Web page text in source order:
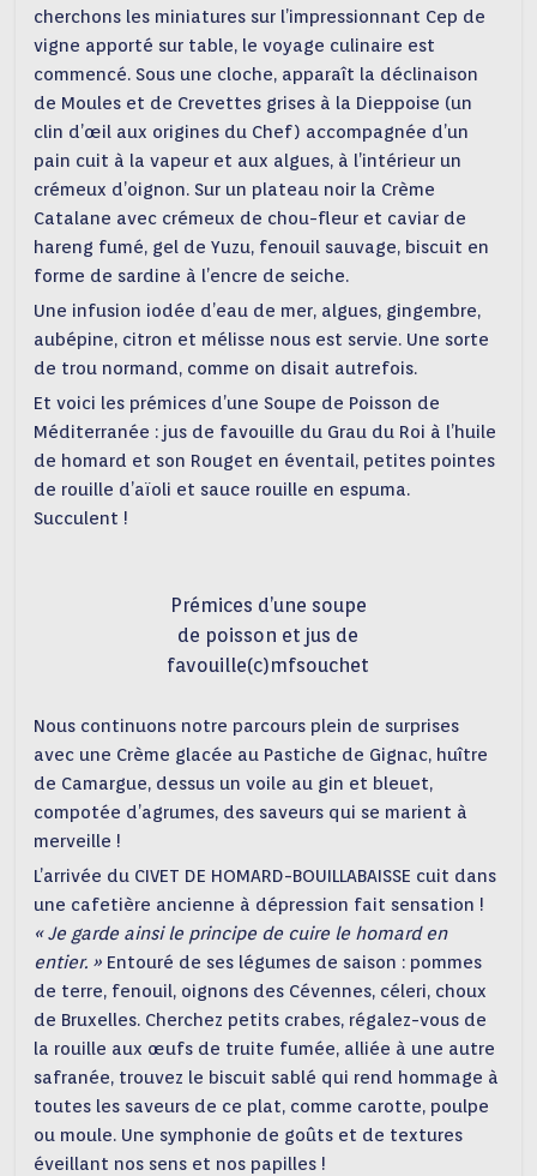
cherchons les miniatures sur l’impressionnant Cep de
vigne apporté sur table, le voyage culinaire est
commencé. Sous une cloche, apparaît la déclinaison
de Moules et de Crevettes grises à la Dieppoise (un
clin d’œil aux origines du Chef) accompagnée d’un
pain cuit à la vapeur et aux algues, à l’intérieur un
crémeux d’oignon. Sur un plateau noir la Crème
Catalane avec crémeux de chou-fleur et caviar de
hareng fumé, gel de Yuzu, fenouil sauvage, biscuit en
forme de sardine à l’encre de seiche.
Une infusion iodée d’eau de mer, algues, gingembre,
aubépine, citron et mélisse nous est servie. Une sorte
de trou normand, comme on disait autrefois.
Et voici les prémices d’une Soupe de Poisson de
Méditerranée : jus de favouille du Grau du Roi à l’huile
de homard et son Rouget en éventail, petites pointes
de rouille d’aïoli et sauce rouille en espuma.
Succulent !
Prémices d’une soupe
de poisson et jus de
favouille(c)mfsouchet
Nous continuons notre parcours plein de surprises
avec une Crème glacée au Pastiche de Gignac, huître
de Camargue, dessus un voile au gin et bleuet,
compotée d’agrumes, des saveurs qui se marient à
merveille !
L’arrivée du CIVET DE HOMARD-BOUILLABAISSE cuit dans
une cafetière ancienne à dépression fait sensation !
« Je garde ainsi le principe de cuire le homard en
entier. » Entouré de ses légumes de saison : pommes
de terre, fenouil, oignons des Cévennes, céleri, choux
de Bruxelles. Cherchez petits crabes, régalez-vous de
la rouille aux œufs de truite fumée, alliée à une autre
safranée, trouvez le biscuit sablé qui rend hommage à
toutes les saveurs de ce plat, comme carotte, poulpe
ou moule. Une symphonie de goûts et de textures
éveillant nos sens et nos papilles !